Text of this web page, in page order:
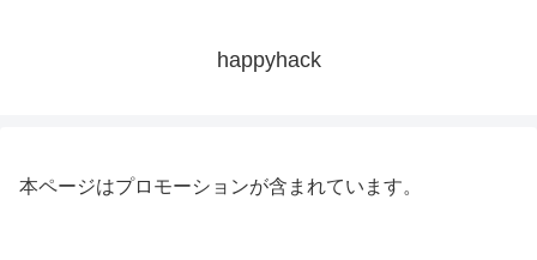
happyhack
本ページはプロモーションが含まれています。